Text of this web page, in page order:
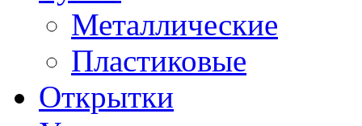
Металлические
Пластиковые
Открытки